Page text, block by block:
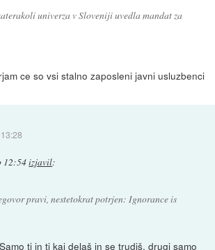
univerza v Sloveniji uvedla mandat za
ce so vsi stalno zaposleni javni usluzbenci
12:54izjavil:
pravi, nestetokrat potrjen: Ignorance is
ti in ti kaj delaš in se trudiš, drugi samo